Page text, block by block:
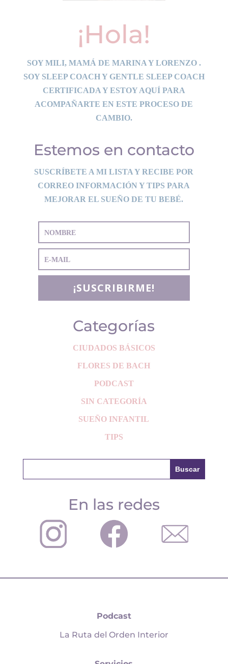
¡Hola!
SOY MILI, MAMÁ DE MARINA Y LORENZO .
SOY SLEEP COACH Y GENTLE SLEEP COACH
CERTIFICADA Y ESTOY AQUÍ PARA
ACOMPAÑARTE EN ESTE PROCESO DE
CAMBIO.
Estemos en contacto
SUSCRÍBETE A MI LISTA Y RECIBE POR
CORREO INFORMACIÓN Y TIPS PARA
MEJORAR EL SUEÑO DE TU BEBÉ.
¡SUSCRIBIRME!
Categorías
CIUDADOS BÁSICOS
FLORES DE BACH
PODCAST
SIN CATEGORÍA
SUEÑO INFANTIL
TIPS
En las redes
Podcast
La Ruta del Orden Interior